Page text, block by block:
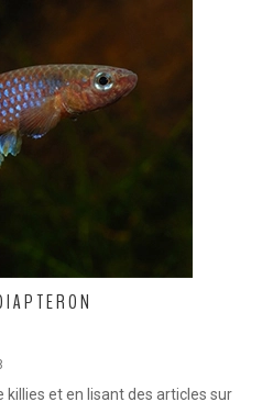
killies et en lisant des articles sur